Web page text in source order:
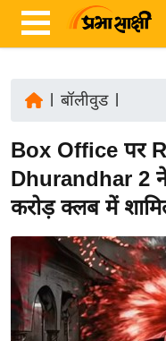
ज़ा
ख
र
ष्ट्री
य
अं
बॉलीवुड|
Box Office पर
Dhurandhar 2 ने
करोड़ क्लब में